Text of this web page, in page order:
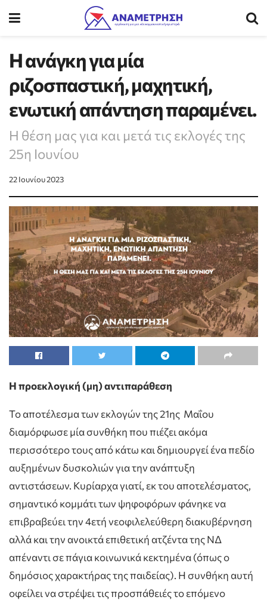
Η ανάγκη για μία
ριζοσπαστική, μαχητική,
ενωτική απάντηση παραμένει.
Η θέση μας για και μετά τις εκλογές της
25η Ιουνίου
22 Ιουνίου 2023
Η προεκλογική (μη) αντιπαράθεση
Το αποτέλεσμα των εκλογών της 21ης Μαΐου
διαμόρφωσε μία συνθήκη που πιέζει ακόμα
περισσότερο τους από κάτω και δημιουργεί ένα πεδίο
αυξημένων δυσκολιών για την ανάπτυξη
αντιστάσεων. Κυρίαρχα γιατί, εκ του αποτελέσματος,
σημαντικό κομμάτι των ψηφοφόρων φάνηκε να
επιβραβεύει την 4ετή νεοφιλελεύθερη διακυβέρνηση
αλλά και την ανοικτά επιθετική ατζέντα της ΝΔ
απέναντι σε πάγια κοινωνικά κεκτημένα (όπως ο
δημόσιος χαρακτήρας της παιδείας). Η συνθήκη αυτή
οφείλει να στρέψει τις προσπάθειές το επόμενο